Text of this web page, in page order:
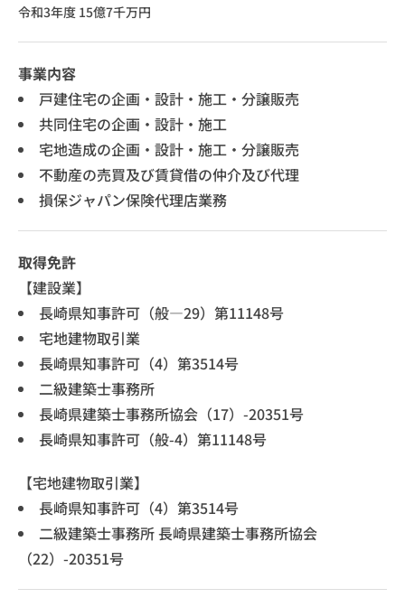
令和3年度 15億7千万円
事業内容
戸建住宅の企画・設計・施工・分譲販売
共同住宅の企画・設計・施工
宅地造成の企画・設計・施工・分譲販売
不動産の売買及び賃貸借の仲介及び代理
損保ジャパン保険代理店業務
取得免許
【建設業】
長崎県知事許可（般―29）第11148号
宅地建物取引業
長崎県知事許可（4）第3514号
二級建築士事務所
長崎県建築士事務所協会（17）-20351号
長崎県知事許可（般-4）第11148号
【宅地建物取引業】
長崎県知事許可（4）第3514号
二級建築士事務所 長崎県建築士事務所協会
（22）-20351号